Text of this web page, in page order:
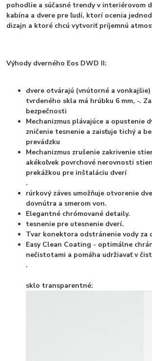
pohodlie a súčasné trendy v interiérovom
kabína a dvere pre ľudí, ktorí ocenia
dizajn a ktoré chcú vytvoriť príjemnú
Výhody dverného Eos DWD II:
dvere otvárajú (vnútorné a
tvrdeného skla má hrúbku 6 mm, -.
bezpečnosti
Mechanizmus plávajúce a opustenie
zničenie tesnenie a zaisťuje tichý a
prevádzku
Mechanizmus zrušenie zakrivenie
akékoľvek povrchové nerovnosti
prekážkou pre inštaláciu dverí
.
rúrkový záves umožňuje otvorenie
dovnútra a smerom von.
Elegantné chrómované detaily.
tesnenie pre utesnenie dverí.
Tvar konektora odstránenie vody za
Easy Clean Coating - optimálne
nečistotami a pomáha udržiavať v
.
sklo transparentné: